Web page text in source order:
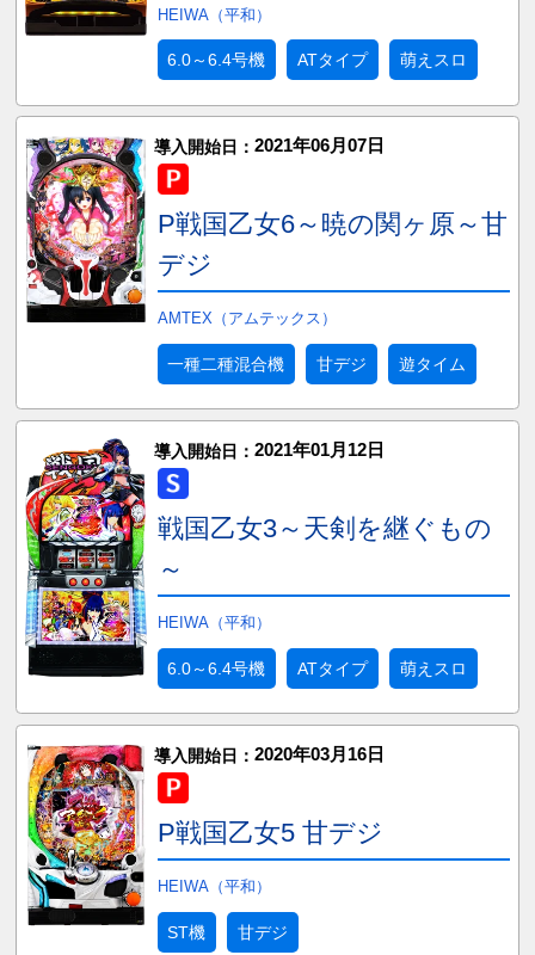
HEIWA（平和）
6.0～6.4号機 ATタイプ 萌えスロ
導入開始日： 2021年06月07日
P戦国乙女6～暁の関ヶ原～甘
デジ
AMTEX（アムテックス）
一種二種混合機 甘デジ 遊タイム
導入開始日： 2021年01月12日
戦国乙女3～天剣を継ぐもの
～
HEIWA（平和）
6.0～6.4号機 ATタイプ 萌えスロ
導入開始日： 2020年03月16日
P戦国乙女5 甘デジ
HEIWA（平和）
ST機 甘デジ